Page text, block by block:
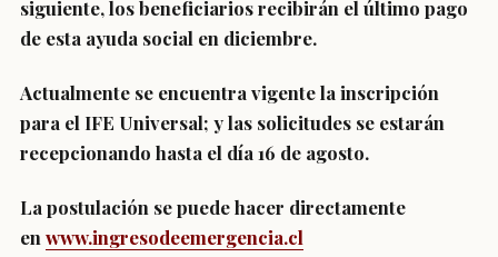
siguiente, los beneficiarios recibirán el último pago
de esta ayuda social en diciembre.
Actualmente se encuentra vigente la inscripción
para el IFE Universal; y las solicitudes se estarán
recepcionando hasta el día 16 de agosto.
La postulación se puede hacer directamente
en www.ingresodeemergencia.cl